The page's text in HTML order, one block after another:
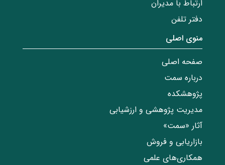
ارتباط با مدیران
دفتر تلفن
منوی اصلی
صفحه اصلی
درباره سمت
پژوهشکده
مدیریت پژوهشی و ارزشیابی
آثار «سمت»
بازاریابی و فروش
همکاری‌های علمی